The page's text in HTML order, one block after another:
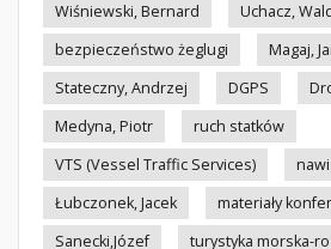
Wiśniewski, Bernard
Uchacz,
bezpieczeństwo żeglugi
Magaj,
Stateczny, Andrzej
DGPS
Medyna, Piotr
ruch statków
VTS (Vessel Traffic Services)
Łubczonek, Jacek
materiały
Sanecki,Józef
turystyka morska-